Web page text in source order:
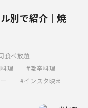
別で紹介｜焼
食べ放題
理
激辛料理
インスタ映え